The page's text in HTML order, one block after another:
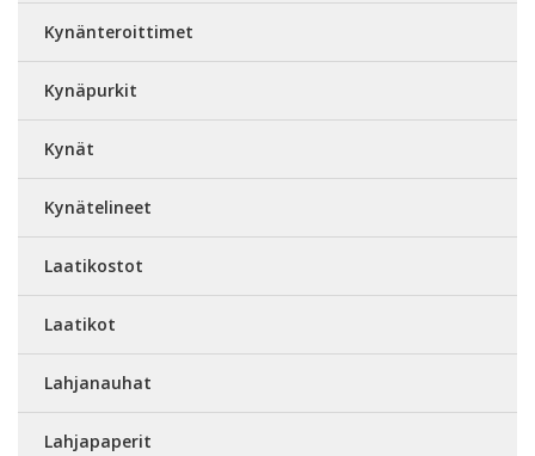
Kynänteroittimet
Kynäpurkit
Kynät
Kynätelineet
Laatikostot
Laatikot
Lahjanauhat
Lahjapaperit